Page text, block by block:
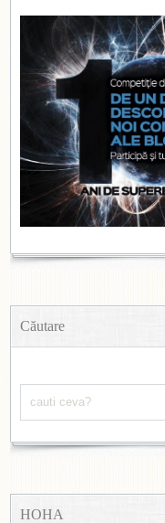
Căutare
HOHA